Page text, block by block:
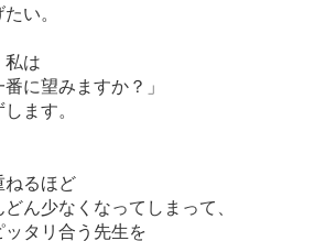
い。
私は
に望みますか？」
ます。
ねるほど
ん少なくなってしまって、
タリ合う先生を